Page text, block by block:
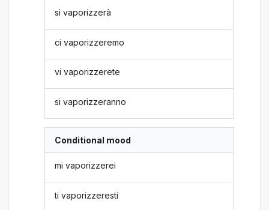
si vaporizzerà
ci vaporizzeremo
vi vaporizzerete
si vaporizzeranno
Conditional mood
mi vaporizzerei
ti vaporizzeresti